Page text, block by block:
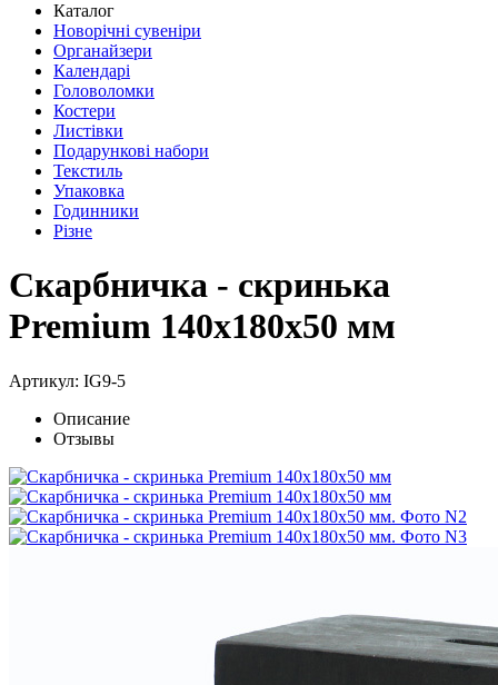
Каталог
Новорічні сувеніри
Органайзери
Календарі
Головоломки
Костери
Листівки
Подарункові набори
Текстиль
Упаковка
Годинники
Різне
Скарбничка - скринька
Premium 140х180х50 мм
Артикул: IG9-5
Описание
Отзывы